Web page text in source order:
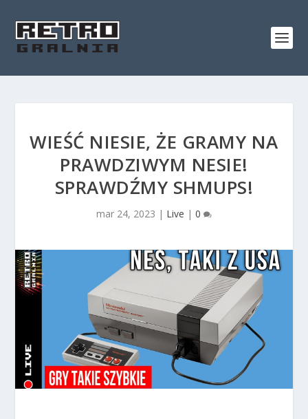
WIEŚĆ NIESIE, ŻE GRAMY NA
PRAWDZIWYM NESIE!
SPRAWDŹMY SHMUPS!
mar 24, 2023 | Live | 0